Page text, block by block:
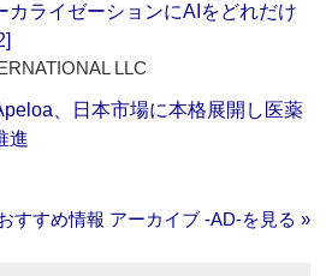
カライゼーションにAIをどれだけ
LLC
、日本市場に本格展開し医薬
進
すすめ情報 アーカイブ ‐AD‐を見る »